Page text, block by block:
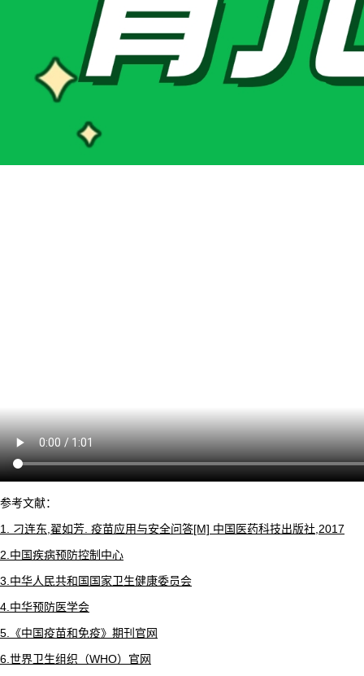
参考文献：
1. 刁连东,翟如芳. 疫苗应用与安全问答[M] 中国医药科技出版社,2017
2.中国疾病预防控制中心
3.中华人民共和国国家卫生健康委员会
4.中华预防医学会
5.《中国疫苗和免疫》期刊官网
6.世界卫生组织（WHO）官网